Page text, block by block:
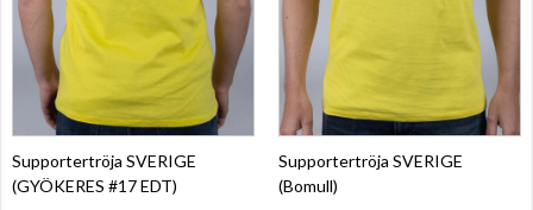
Supportertröja SVERIGE
(GYÖKERES #17 EDT)
Supportertröja SVERIGE
(Bomull)